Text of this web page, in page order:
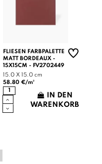
FLIESEN FARBPALETTE
MATT BORDEAUX -
15X15CM - FV2702449
15.0 X 15.0 cm
58.80 €/m²
IN DEN
WARENKORB